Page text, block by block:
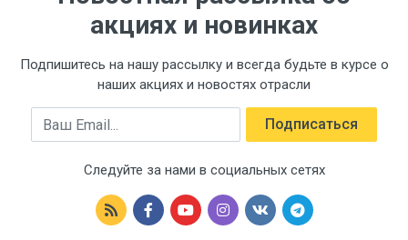
акциях и новинках
Подпишитесь на нашу рассылку и всегда будьте в курсе о
наших акциях и новостях отрасли
Email Подписаться
Следуйте за нами в социальных сетях